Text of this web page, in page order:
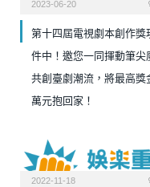
2023-06-20
第十四屆電視劇本創作獎
件中！邀您一同揮動筆尖
共創臺劇潮流，將最高獎
萬元抱回家！
2022-11-18